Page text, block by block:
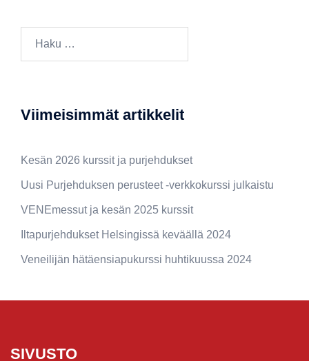
Viimeisimmät artikkelit
Kesän 2026 kurssit ja purjehdukset
Uusi Purjehduksen perusteet -verkkokurssi julkaistu
VENEmessut ja kesän 2025 kurssit
Iltapurjehdukset Helsingissä keväällä 2024
Veneilijän hätäensiapukurssi huhtikuussa 2024
SIVUSTO